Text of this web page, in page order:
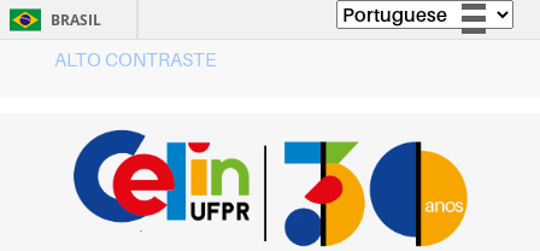
BRASIL
Acesso à informação
Legislação
Canais
ALTO CONTRASTE